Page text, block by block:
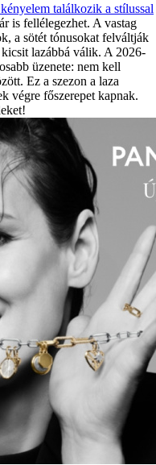
találkozik a stílussal
is fellélegezhet. A vastag
a sötét tónusokat felváltják
kicsit lazábbá válik. A 2026-
üzenete: nem kell
Ez a szezon a laza
végre főszerepet kapnak.